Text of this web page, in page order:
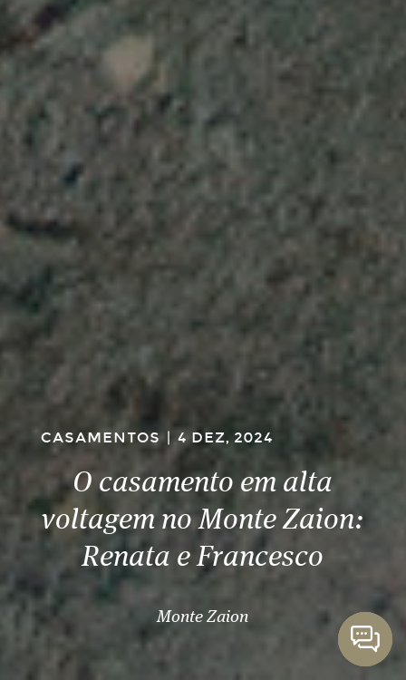
CASAMENTOS| 4 DEZ, 2024
O casamento em alta
voltagem no Monte Zaion:
Renata e Francesco
Monte Zaion